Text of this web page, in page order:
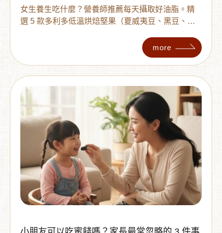
女生養生吃什麼？營養師推薦每天攝取好油脂。精
選 5 款多利多低溫烘焙堅果（夏威夷豆、黑豆、帶
白，幫助忙碌女性調整氣色與代謝。適合上班族下
午茶的健康零食首選，點擊看詳細介紹！
more